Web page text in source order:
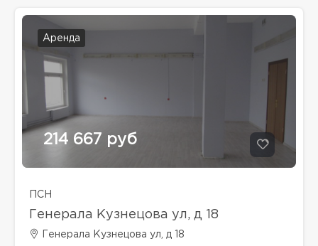
Аренда
214 667 руб
ПСН
Генерала Кузнецова ул, д 18
Генерала Кузнецова ул, д 18